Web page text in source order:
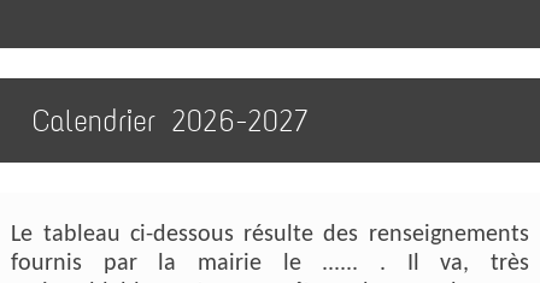
Calendrier 2026-2027
Le tableau ci-dessous résulte des renseignements
fournis par la mairie le ...... . Il va, très